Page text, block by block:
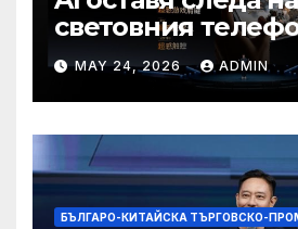
световния
пазар
MAY 24, 2026 ADMIN
БЪЛГАРО-КИТАЙСКА ТЪРГОВСКО-